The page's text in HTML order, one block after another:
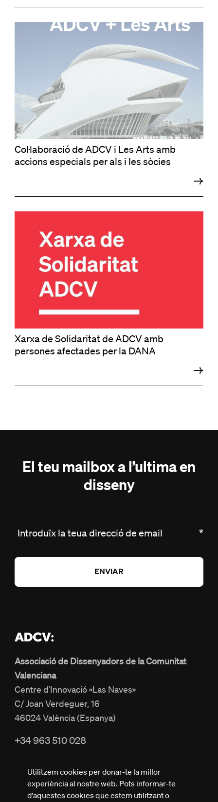
Col·laboració de ADCV i Les Arts amb
accions especials per als i les sòcies
Xarxa de Solidaritat de ADCV amb
persones afectades per la DANA
El teu mailbox a l’ultima en
disseny
Introduïx la teua direcció de email *
Associació de Dissenyadors de la Comunitat
Valenciana
Centre d’Innovació «Las Naves»
C/ Joan Verdeguer, 16
46024 València (Espanya)
+34 963 510 028
Utilitzem cookies per donar-te la millor
experiència al nostre web. Pots informar-te
d'aquestes cookies que estem utilitzant o